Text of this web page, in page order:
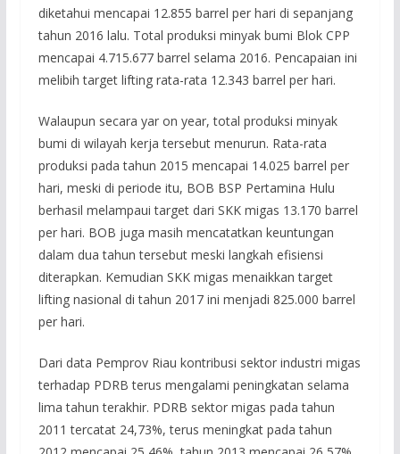
diketahui mencapai 12.855 barrel per hari di sepanjang
tahun 2016 lalu. Total produksi minyak bumi Blok CPP
mencapai 4.715.677 barrel selama 2016. Pencapaian ini
melibih target lifting rata-rata 12.343 barrel per hari.
Walaupun secara yar on year, total produksi minyak
bumi di wilayah kerja tersebut menurun. Rata-rata
produksi pada tahun 2015 mencapai 14.025 barrel per
hari, meski di periode itu, BOB BSP Pertamina Hulu
berhasil melampaui target dari SKK migas 13.170 barrel
per hari. BOB juga masih mencatatkan keuntungan
dalam dua tahun tersebut meski langkah efisiensi
diterapkan. Kemudian SKK migas menaikkan target
lifting nasional di tahun 2017 ini menjadi 825.000 barrel
per hari.
Dari data Pemprov Riau kontribusi sektor industri migas
terhadap PDRB terus mengalami peningkatan selama
lima tahun terakhir. PDRB sektor migas pada tahun
2011 tercatat 24,73%, terus meningkat pada tahun